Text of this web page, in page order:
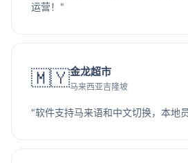
运营！"
🇲🇾金龙超市
马来西亚吉隆坡
"软件支持马来语和中文切换，本地